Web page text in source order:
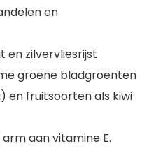
en
en zilvervliesrijst
groene bladgroenten
en fruitsoorten als kiwi
aan vitamine E.